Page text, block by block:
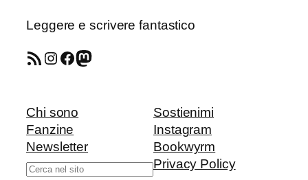
Leggere e scrivere fantastico
Feed RSS Instagram Facebook Mastodon
Chi sono
Fanzine
Newsletter
Cerca
Sostienimi
Instagram
Bookwyrm
Privacy Policy